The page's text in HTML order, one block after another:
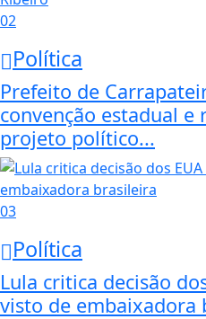
02
Política
Prefeito de
convenção estadual e
projeto político...
03
Política
Lula critica decisão
visto de embaixadora